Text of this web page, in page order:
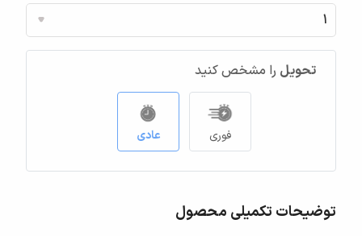
تحویل را مشخص کنید
فوری عادی
توضیحات تکمیلی محصول